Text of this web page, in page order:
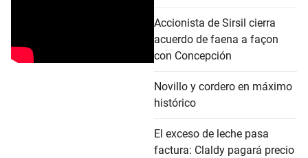
Accionista de Sirsil cierra
acuerdo de faena a façon
con Concepción
Novillo y cordero en máximo
histórico
El exceso de leche pasa
factura: Claldy pagará precio